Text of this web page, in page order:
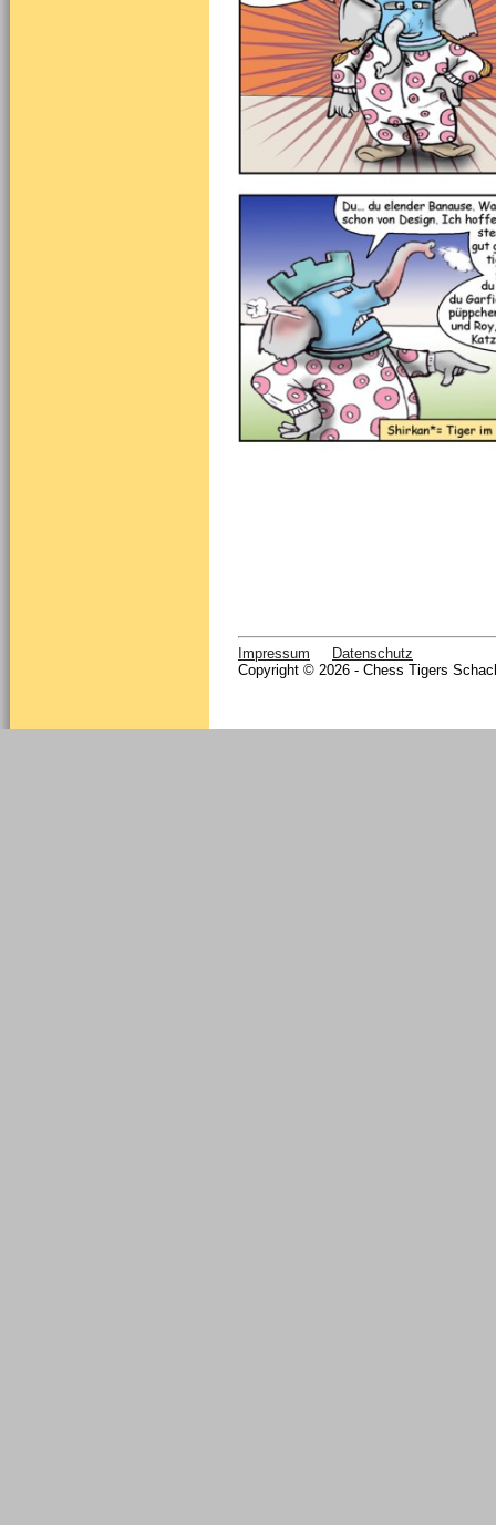
Impressum
Datenschutz
Copyright © 2026 - Chess Tigers